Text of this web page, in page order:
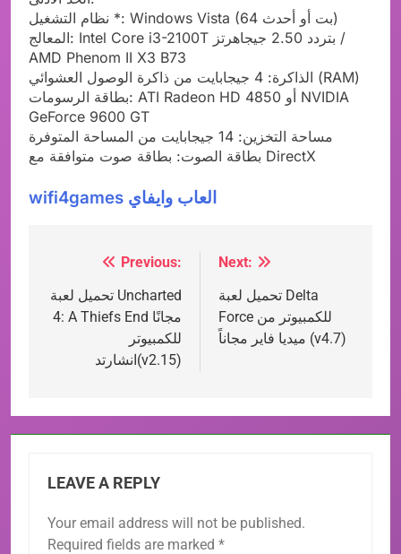
نظام التشغيل *: Windows Vista (64 بت أو أحدث)
المعالج: Intel Core i3-2100T بتردد 2.50 جيجاهرتز /
AMD Phenom II X3 B73
الذاكرة: 4 جيجابايت من ذاكرة الوصول العشوائي (RAM)
بطاقة الرسومات: ATI Radeon HD 4850 أو NVIDIA
GeForce 9600 GT
مساحة التخزين: 14 جيجابايت من المساحة المتوفرة
بطاقة الصوت: بطاقة صوت متوافقة مع DirectX
wifi4games العاب وايفاي
navigation
Previous:
تحميل لعبة Uncharted
4: A Thiefs End مجانًا
للكمبيوتر
انشارتد(v2.15)
Next:
تحميل لعبة Delta
Force للكمبيوتر من
ميديا فاير مجاناً (v4.7)
LEAVE A REPLY
Your email address will not be published.
Required fields are marked *